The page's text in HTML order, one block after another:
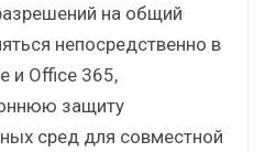
на общий
непосредственно в
и Office 365,
защиту
сред для совместной